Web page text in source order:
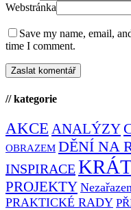
Webstránka
Save my name, email,
time I comment.
// kategorie
AKCE ANALÝZY
OBRAZEM DĚNÍ NA
INSPIRACE
PROJEKTY
PRAKTICKÉ RADY